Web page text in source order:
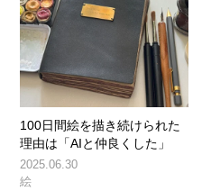
100日間絵を描き続けられた
理由は「AIと仲良くした」
2025.06.30
絵